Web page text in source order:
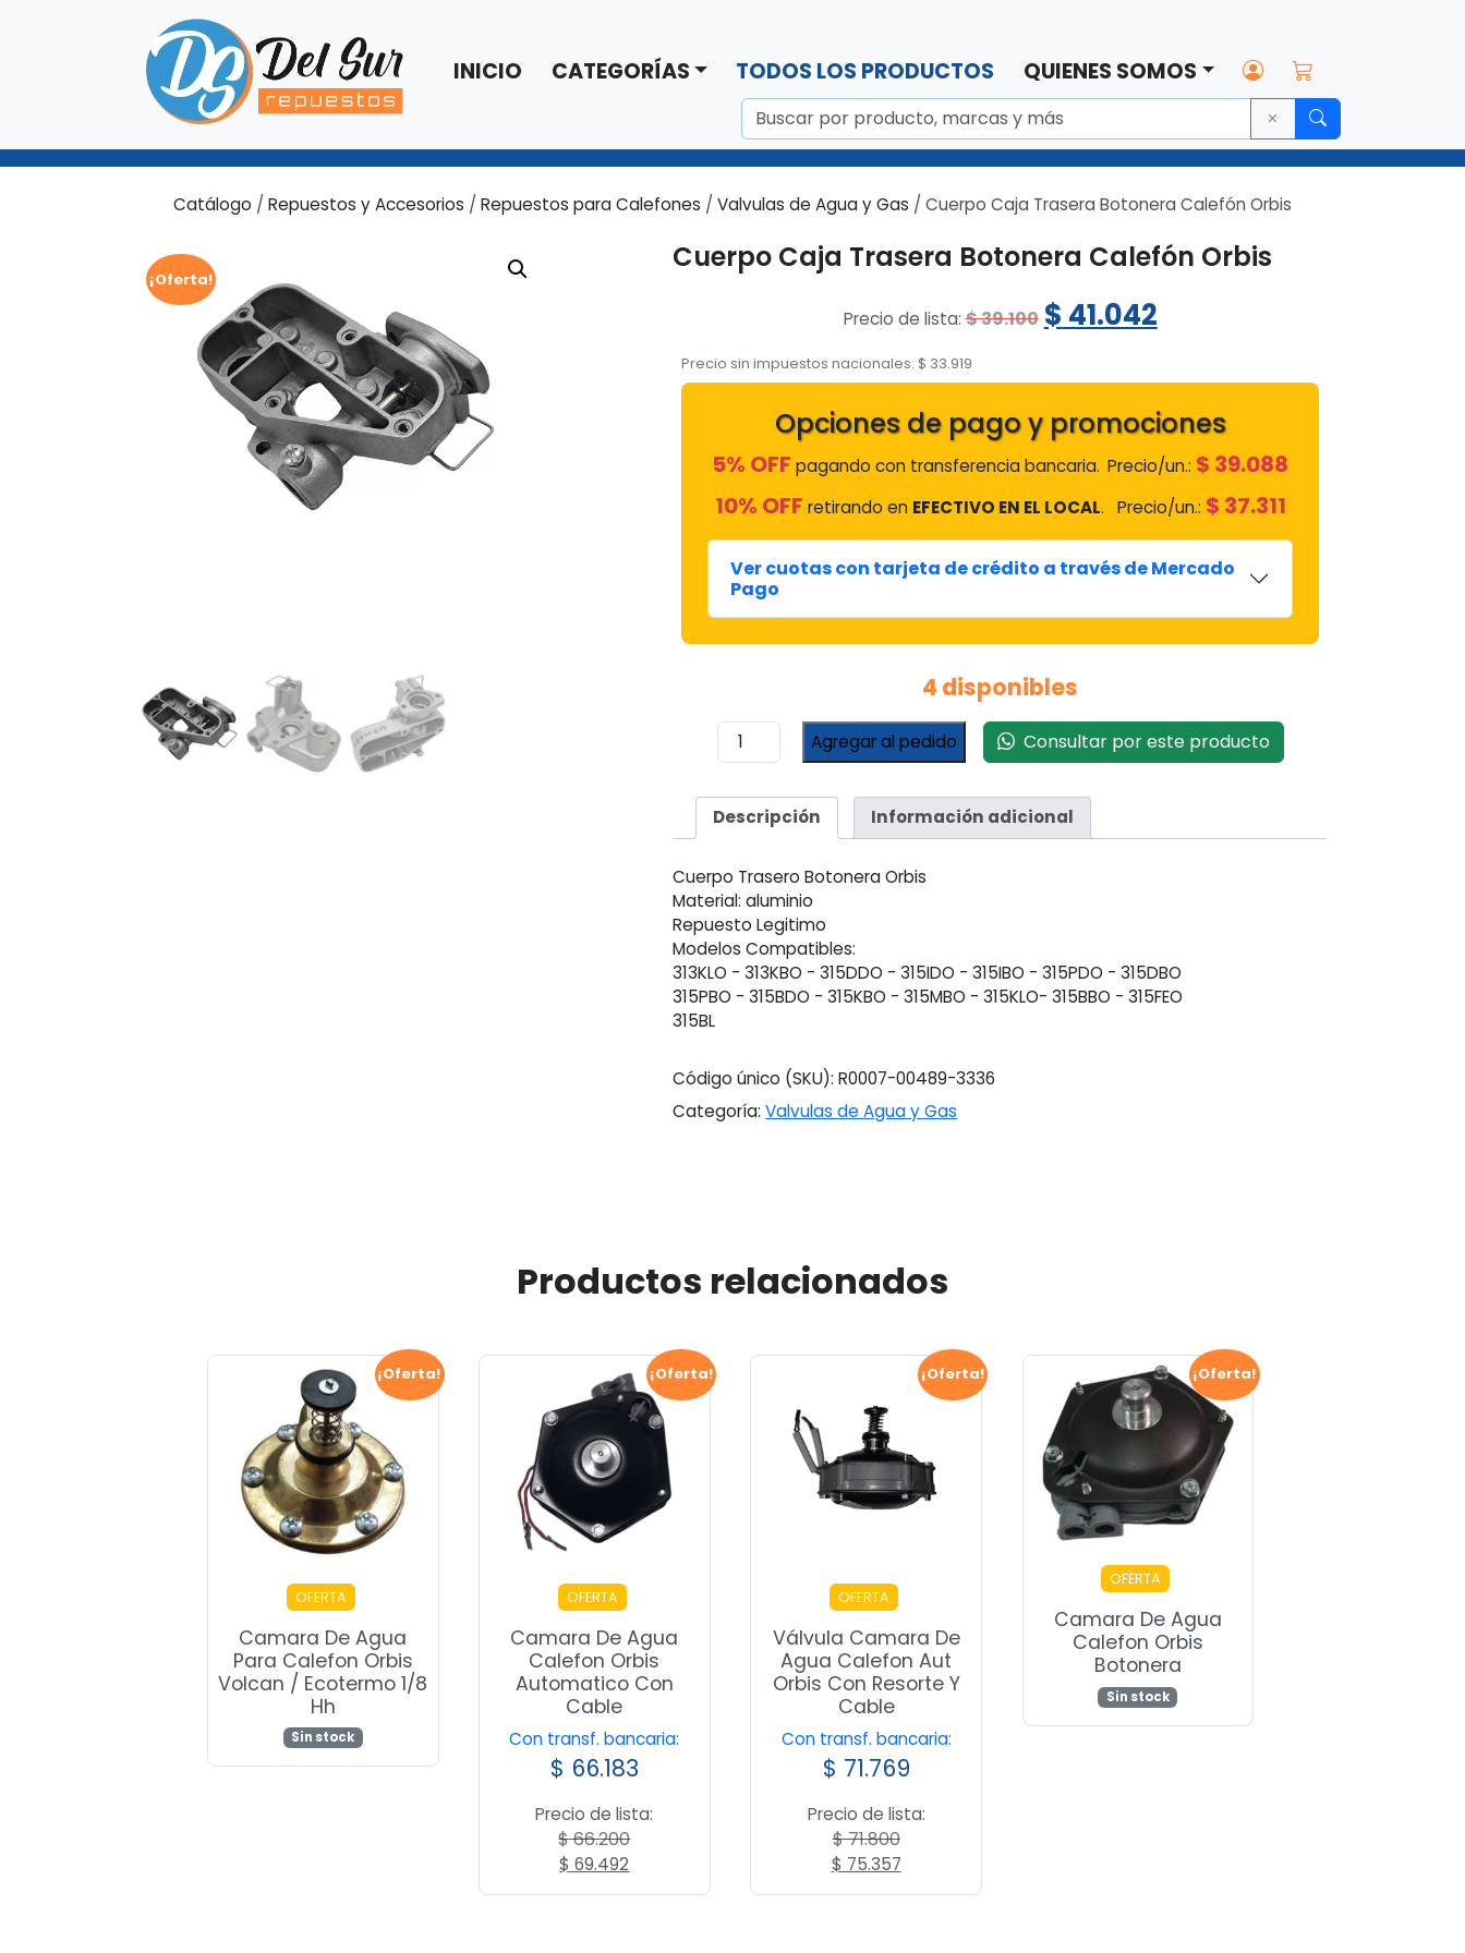
INICIO CATEGORÍAS TODOS LOS PRODUCTOS QUIENES SOMOS
¡Oferta!
Catálogo / Repuestos y Accesorios / Repuestos para Calefones / Valvulas de Agua y Gas / Cuerpo Caja Trasera Botonera Calefón Orbis
Cuerpo Caja Trasera Botonera Calefón Orbis
Precio de lista:$39.100 El
era:
$ 39.100.
$ 41.042El
es:
$ 41.042.
Precio sin impuestos nacionales:$ 33.919
Opciones de pago y promociones
5% OFF pagando con transferencia bancaria. Precio/un.: $ 39.088
10% OFF retirando en EFECTIVO EN EL LOCAL. Precio/un.: $ 37.311
Ver cuotas con tarjeta de crédito a través de Mercado
Pago
4 disponibles
Cuerpo
Caja
Botonera
Calefón
cantidad
Agregar al pedido Consultar por este producto
Descripción Información adicional
Cuerpo Trasero Botonera Orbis
Material: aluminio
Repuesto Legitimo
Modelos Compatibles:
313KLO - 313KBO - 315DDO - 315IDO - 315IBO - 315PDO - 315DBO
315PBO - 315BDO - 315KBO - 315MBO - 315KLO- 315BBO - 315FEO
315BL
Código único (SKU):R0007-00489-3336
Categoría:Valvulas de Agua y Gas
Productos relacionados
¡Oferta!
OFERTA
Camara De Agua
Para Calefon Orbis
Volcan / Ecotermo 1/8
Hh
Sin stock
¡Oferta!
OFERTA
Camara De Agua
Calefon Orbis
Automatico Con
Cable
Con transf. bancaria:
$ 66.183
Precio de lista:
$66.200
El
$ 69.492
¡Oferta!
OFERTA
Válvula Camara De
Agua Calefon Aut
Orbis Con Resorte Y
Cable
Con transf. bancaria:
$ 71.769
Precio de lista:
$71.800
El
$ 75.357El
¡Oferta!
OFERTA
Camara De Agua
Calefon Orbis
Botonera
Sin stock